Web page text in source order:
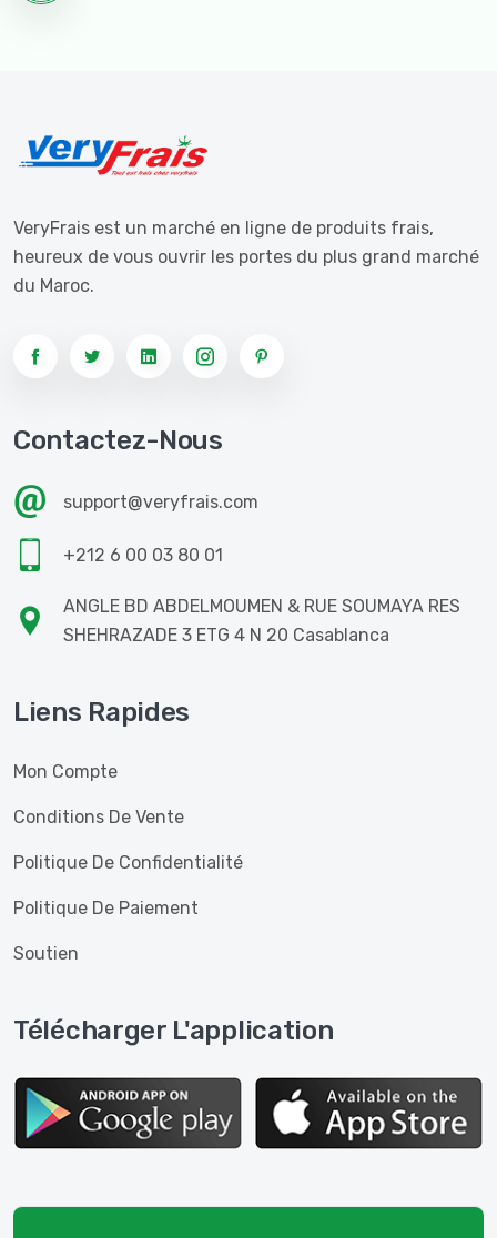
VeryFrais est un marché en ligne de produits frais,
heureux de vous ouvrir les portes du plus grand marché
du Maroc.
Contactez-Nous
support@veryfrais.com
+212 6 00 03 80 01
ANGLE BD ABDELMOUMEN & RUE SOUMAYA RES
SHEHRAZADE 3 ETG 4 N 20 Casablanca
Liens Rapides
Mon Compte
Conditions De Vente
Politique De Confidentialité
Politique De Paiement
Soutien
Télécharger L'application